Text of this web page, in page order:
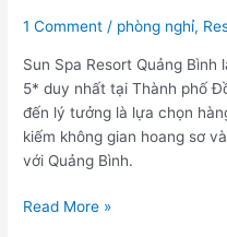
1 Comment / phòng nghỉ,
Sun Spa Resort Quảng
5* duy nhất tại Thành phố
đến lý tưởng là lựa chọn
kiếm không gian hoang sơ
với Quảng Bình.
Read More »